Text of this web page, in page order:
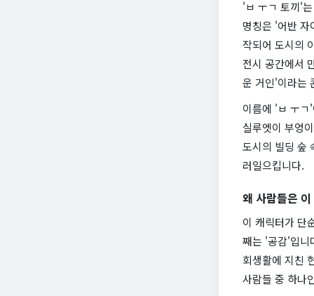
'ㅂ ㅜㄱ 토끼'
명칭은 '어반
작되어 도시의
전시 공간에서
운 거인'이라는
이름에 'ㅂ ㅜㄱ
실루엣이 부엉
도시의 빌딩 숲
러일으킵니다.
왜 사람들은
이 캐릭터가 단
째는 '공감'입니
회생활에 지친
사람들 중 하나